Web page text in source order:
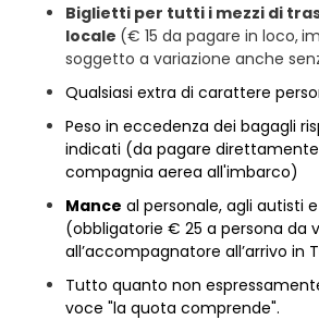
Biglietti per tutti i mezzi di
locale (€ 15 da pagare in loco,
soggetto a variazione anche
Qualsiasi extra di carattere
Peso in eccedenza dei bagagli
indicati (da pagare
compagnia aerea all'imbarco)
Mance al personale, agli autisti
(obbligatorie € 25 a persona da
all’accompagnatore all’arrivo in
Tutto quanto non
voce "la quota comprende".